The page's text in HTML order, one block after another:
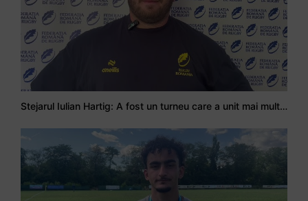
Stejarul Iulian Hartig: A fost un turneu care a unit mai mult echipa